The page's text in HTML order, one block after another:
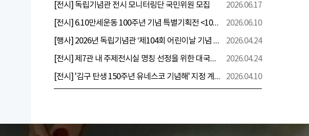
[전시] 독립기념관 전시 모니터링단 국민위원 모집
2026.06.17
[전시] 6.10만세운동 100주년 기념 특별기획전 <100년 전 그날을 보다: 6.10만세운동>
2026.06.10
[행사] 2026년 독립기념관 ‘제104회 어린이날 기념 행사’ 안내
2026.04.24
[전시] 제7관 내 주제전시실 명칭 선정을 위한 대국민 의견 수렴 실시
2026.04.24
[전시] '김구 탄생 150주년 유네스코 기념해' 지정 계기 AI영상 국민공모 개최 안내
2026.04.10